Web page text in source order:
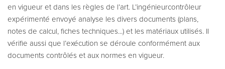
en vigueur et dans les règles de l’art. L’ingénieurcontrôleur
expérimenté envoyé analyse les divers documents (plans,
notes de calcul, fiches techniques...) et les matériaux utilisés. Il
vérifie aussi que l’exécution se déroule conformément aux
documents contrôlés et aux normes en vigueur.